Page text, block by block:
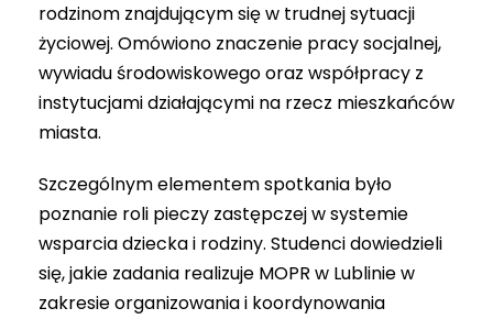
rodzinom znajdującym się w trudnej sytuacji
życiowej. Omówiono znaczenie pracy socjalnej,
wywiadu środowiskowego oraz współpracy z
instytucjami działającymi na rzecz mieszkańców
miasta.
Szczególnym elementem spotkania było
poznanie roli pieczy zastępczej w systemie
wsparcia dziecka i rodziny. Studenci dowiedzieli
się, jakie zadania realizuje MOPR w Lublinie w
zakresie organizowania i koordynowania